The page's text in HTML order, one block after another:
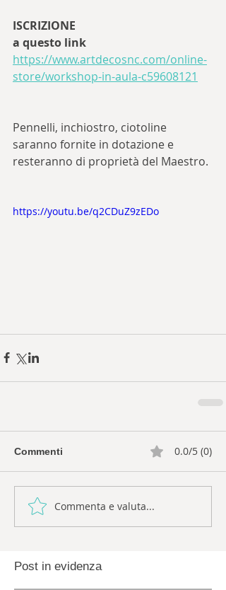
ISCRIZIONE
a questo link
https://www.artdecosnc.com/online-
store/workshop-in-aula-c59608121
Pennelli, inchiostro, ciotoline
saranno fornite in dotazione e
resteranno di proprietà del Maestro.
https://youtu.be/q2CDuZ9zEDo
Commenti 0.0/5 (0)
Commenta e valuta...
Post in evidenza